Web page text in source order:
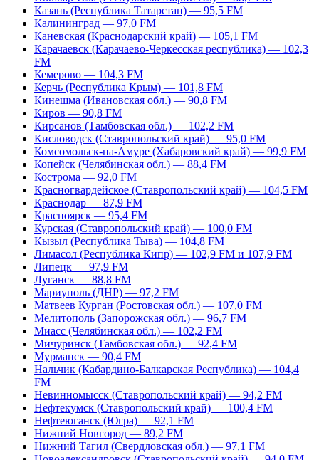
Казань (Республика Татарстан) — 95,5 FM
Калининград — 97,0 FM
Каневская (Краснодарский край) — 105,1 FM
Карачаевск (Карачаево-Черкесская республика) — 102,3
FM
Кемерово — 104,3 FM
Керчь (Республика Крым) — 101,8 FM
Кинешма (Ивановская обл.) — 90,8 FM
Киров — 90,8 FM
Кирсанов (Тамбовская обл.) — 102,2 FM
Кисловодск (Ставропольский край) — 95,0 FM
Комсомольск-на-Амуре (Хабаровский край) — 99,9 FM
Копейск (Челябинская обл.) — 88,4 FM
Кострома — 92,0 FM
Красногвардейское (Ставропольский край) — 104,5 FM
Краснодар — 87,9 FM
Красноярск — 95,4 FM
Курская (Ставропольский край) — 100,0 FM
Кызыл (Республика Тыва) — 104,8 FM
Лимасол (Республика Кипр) — 102,9 FM и 107,9 FM
Липецк — 97,9 FM
Луганск — 88,8 FM
Мариуполь (ДНР) — 97,2 FM
Матвеев Курган (Ростовская обл.) — 107,0 FM
Мелитополь (Запорожская обл.) — 96,7 FM
Миасс (Челябинская обл.) — 102,2 FM
Мичуринск (Тамбовская обл.) — 92,4 FM
Мурманск — 90,4 FM
Нальчик (Кабардино-Балкарская Республика) — 104,4
FM
Невинномысск (Ставропольский край) — 94,2 FM
Нефтекумск (Ставропольский край) — 100,4 FM
Нефтеюганск (Югра) — 92,1 FM
Нижний Новгород — 89,2 FM
Нижний Тагил (Свердловская обл.) — 97,1 FM